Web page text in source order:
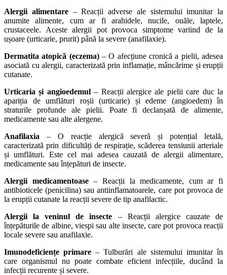
Alergii alimentare – Reacții adverse ale sistemului imunitar la
anumite alimente, cum ar fi arahidele, nucile, ouăle, laptele,
crustaceele. Aceste alergii pot provoca simptome variind de la
ușoare (urticarie, prurit) până la severe (anafilaxie).
Dermatita atopică (eczema)– O afecțiune cronică a pielii, adesea
asociată cu alergii, caracterizată prin inflamație, mâncărime și erupții
cutanate.
Urticaria și angioedemul– Reacții alergice ale pielii care duc la
apariția de umflături roșii (urticarie) și edeme (angioedem) în
straturile profunde ale pielii. Poate fi declanșată de alimente,
medicamente sau alte alergene.
Anafilaxia – O reacție alergică severă și potențial letală,
caracterizată prin dificultăți de respirație, scăderea tensiunii arteriale
și umflături. Este cel mai adesea cauzată de alergii alimentare,
medicamente sau înțepături de insecte.
Alergii medicamentoase– Reacții la medicamente, cum ar fi
antibioticele (penicilina) sau antiinflamatoarele, care pot provoca de
la erupții cutanate la reacții severe de tip anafilactic.
Alergii la veninul de insecte – Reacții alergice cauzate de
înțepăturile de albine, viespi sau alte insecte, care pot provoca reacții
locale severe sau anafilaxie.
Imunodeficiențe primare– Tulburări ale sistemului imunitar în
care organismul nu poate combate eficient infecțiile, ducând la
infecții recurente și severe.